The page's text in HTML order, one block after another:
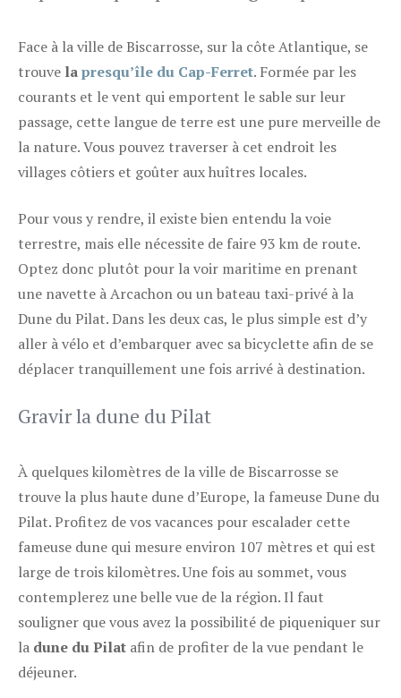
Face à la ville de Biscarrosse, sur la côte Atlantique, se
trouve lapresqu’île du Cap-Ferret. Formée par les
courants et le vent qui emportent le sable sur leur
passage, cette langue de terre est une pure merveille de
la nature. Vous pouvez traverser à cet endroit les
villages côtiers et goûter aux huîtres locales.
Pour vous y rendre, il existe bien entendu la voie
terrestre, mais elle nécessite de faire 93 km de route.
Optez donc plutôt pour la voir maritime en prenant
une navette à Arcachon ou un bateau taxi-privé à la
Dune du Pilat. Dans les deux cas, le plus simple est d’y
aller à vélo et d’embarquer avec sa bicyclette afin de se
déplacer tranquillement une fois arrivé à destination.
Gravir la dune du Pilat
À quelques kilomètres de la ville de Biscarrosse se
trouve la plus haute dune d’Europe, la fameuse Dune du
Pilat. Profitez de vos vacances pour escalader cette
fameuse dune qui mesure environ 107 mètres et qui est
large de trois kilomètres. Une fois au sommet, vous
contemplerez une belle vue de la région. Il faut
souligner que vous avez la possibilité de piqueniquer sur
la dune du Pilat afin de profiter de la vue pendant le
déjeuner.